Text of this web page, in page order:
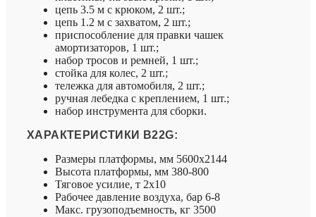
цепь 3.5 м с крюком, 2 шт.;
цепь 1.2 м с захватом, 2 шт.;
приспособление для правки чашек
амортизаторов, 1 шт.;
набор тросов и ремней, 1 шт.;
стойка для колес, 2 шт.;
тележка для автомобиля, 2 шт.;
ручная лебедка с креплением, 1 шт.;
набор инструмента для сборки.
ХАРАКТЕРИСТИКИ B22G:
Размеры платформы, мм 5600х2144
Высота платформы, мм 380-800
Тяговое усилие, т 2х10
Рабочее давление воздуха, бар 6-8
Макс. грузоподъемность, кг 3500